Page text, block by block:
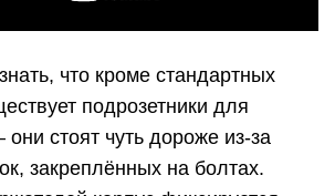
что кроме стандартных
подрозетники для
они стоят чуть дороже из-за
закреплённых на болтах.